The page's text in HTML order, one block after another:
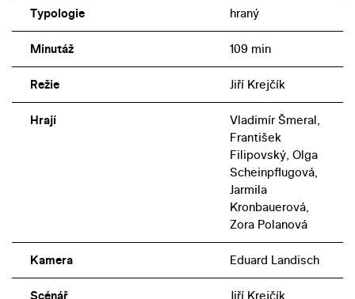
Typologie hraný
Minutáž 109 min
Režie Jiří Krejčík
Hrají
Vladimír Šmeral,
František
Filipovský, Olga
Scheinpflugová,
Jarmila
Kronbauerová,
Zora Polanová
Kamera Eduard Landisch